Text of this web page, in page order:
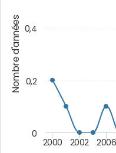
Nombre d'années
2000 2002 2006
0
0,2
0,4